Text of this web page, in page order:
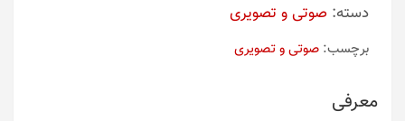
دسته: صوتی و تصویری
برچسب: صوتی و تصویری
معرفی